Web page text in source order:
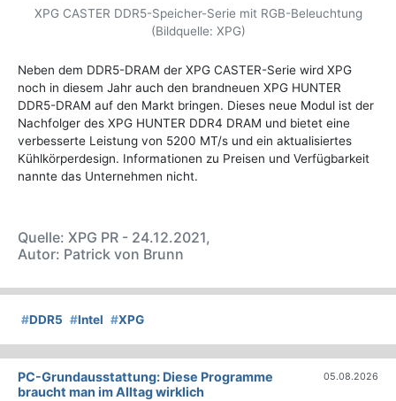
XPG CASTER DDR5-Speicher-Serie mit RGB-Beleuchtung
(Bildquelle: XPG)
Neben dem DDR5-DRAM der XPG CASTER-Serie wird XPG
noch in diesem Jahr auch den brandneuen XPG HUNTER
DDR5-DRAM auf den Markt bringen. Dieses neue Modul ist der
Nachfolger des XPG HUNTER DDR4 DRAM und bietet eine
verbesserte Leistung von 5200 MT/s und ein aktualisiertes
Kühlkörperdesign. Informationen zu Preisen und Verfügbarkeit
nannte das Unternehmen nicht.
Quelle: XPG PR - 24.12.2021,
Autor: Patrick von Brunn
#DDR5 #Intel #XPG
PC-Grundausstattung: Diese Programme
braucht man im Alltag wirklich
05.08.2026